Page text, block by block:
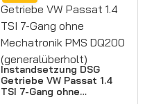
Instandsetzung DSG
Getriebe VW Passat 1.4
TSI 7-Gang ohne